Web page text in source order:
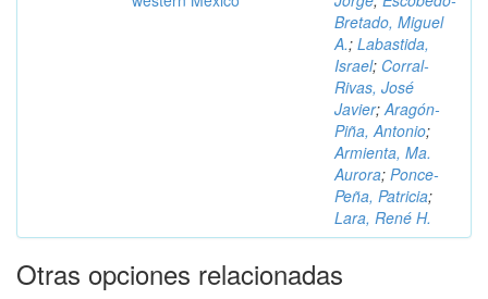
Bretado, Miguel
A.; Labastida,
Israel; Corral-
Rivas, José
Javier;Aragón-
Piña, Antonio;
Armienta, Ma.
Aurora; Ponce-
Peña, Patricia;
Lara, René H.
Otras opciones relacionadas